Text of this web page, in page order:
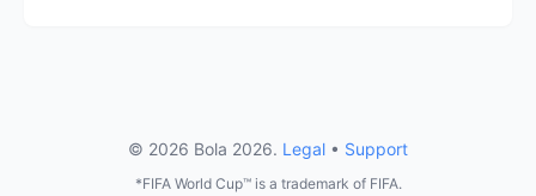
© 2026 Bola 2026. Legal • Support
*FIFA World Cup™ is a trademark of FIFA.